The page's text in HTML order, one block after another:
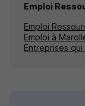
Emploi
Emploi
Emploi à
Entreprises